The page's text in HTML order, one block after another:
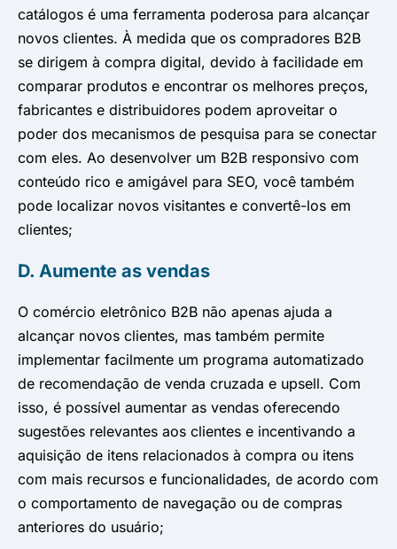
catálogos é uma ferramenta poderosa para alcançar
novos clientes. À medida que os compradores B2B
se dirigem à compra digital, devido à facilidade em
comparar produtos e encontrar os melhores preços,
fabricantes e distribuidores podem aproveitar o
poder dos mecanismos de pesquisa para se conectar
com eles. Ao desenvolver um B2B responsivo com
conteúdo rico e amigável para SEO, você também
pode localizar novos visitantes e convertê-los em
clientes;
D. Aumente as vendas
O comércio eletrônico B2B não apenas ajuda a
alcançar novos clientes, mas também permite
implementar facilmente um programa automatizado
de recomendação de venda cruzada e upsell. Com
isso, é possível aumentar as vendas oferecendo
sugestões relevantes aos clientes e incentivando a
aquisição de itens relacionados à compra ou itens
com mais recursos e funcionalidades, de acordo com
o comportamento de navegação ou de compras
anteriores do usuário;